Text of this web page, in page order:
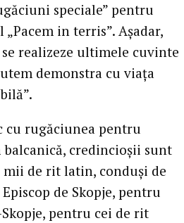
speciale” pentru
in terris”. Așadar,
realizeze ultimele cuvinte
demonstra cu viața
cu rugăciunea pentru
balcanică, credincioșii sunt
de rit latin, conduși de
de Skopje, pentru
pentru cei de rit